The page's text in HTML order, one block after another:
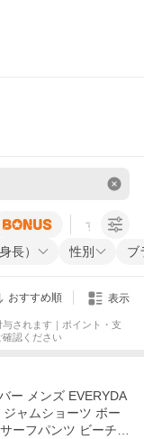
すべての条
長） 性別 ブ
おすすめ順 表示
されます｜ポイント・支
認ください
ー メンズ EVERYDA
ャムショーツ ボー
ーフパンツ ビーチウ